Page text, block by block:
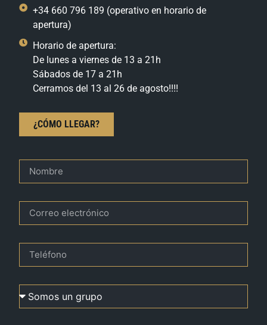
+34 660 796 189 (operativo en horario de
apertura)
Horario de apertura:
De lunes a viernes de 13 a 21h
Sábados de 17 a 21h
Cerramos del 13 al 26 de agosto!!!!
¿CÓMO LLEGAR?